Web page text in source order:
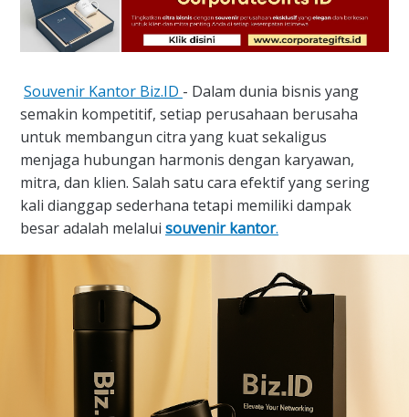
Souvenir Kantor Biz.ID - Dalam dunia bisnis yang
semakin kompetitif, setiap perusahaan berusaha
untuk membangun citra yang kuat sekaligus
menjaga hubungan harmonis dengan karyawan,
mitra, dan klien. Salah satu cara efektif yang sering
kali dianggap sederhana tetapi memiliki dampak
besar adalah melalui souvenir kantor.